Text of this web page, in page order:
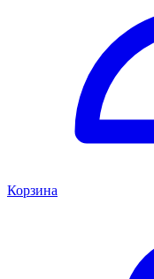
Корзина